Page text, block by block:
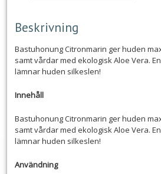
Beskrivning
Bastuhonung Citronmarin ger huden
samt vårdar med ekologisk Aloe Vera.
lämnar huden silkeslen!
Innehåll
Bastuhonung Citronmarin ger huden
samt vårdar med ekologisk Aloe Vera.
lämnar huden silkeslen!
Användning